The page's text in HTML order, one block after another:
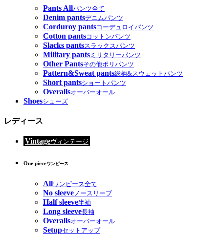
Pants Allパンツ全て
Denim pantsデニムパンツ
Corduroy pantsコーデュロイパンツ
Cotton pantsコットンパンツ
Slacks pantsスラックスパンツ
Military pants ミリタリーパンツ
Other Pantsその他ポリパンツ
Pattern&Sweat pants総柄&スウェットパンツ
Short pantsショートパンツ
Overallsオーバーオール
Shoesシューズ
レディース
Vintageヴィンテージ
One pieceワンピース
Allワンピース全て
No sleeveノースリーブ
Half sleeve半袖
Long sleeve長袖
Overallsオーバーオール
Setupセットアップ